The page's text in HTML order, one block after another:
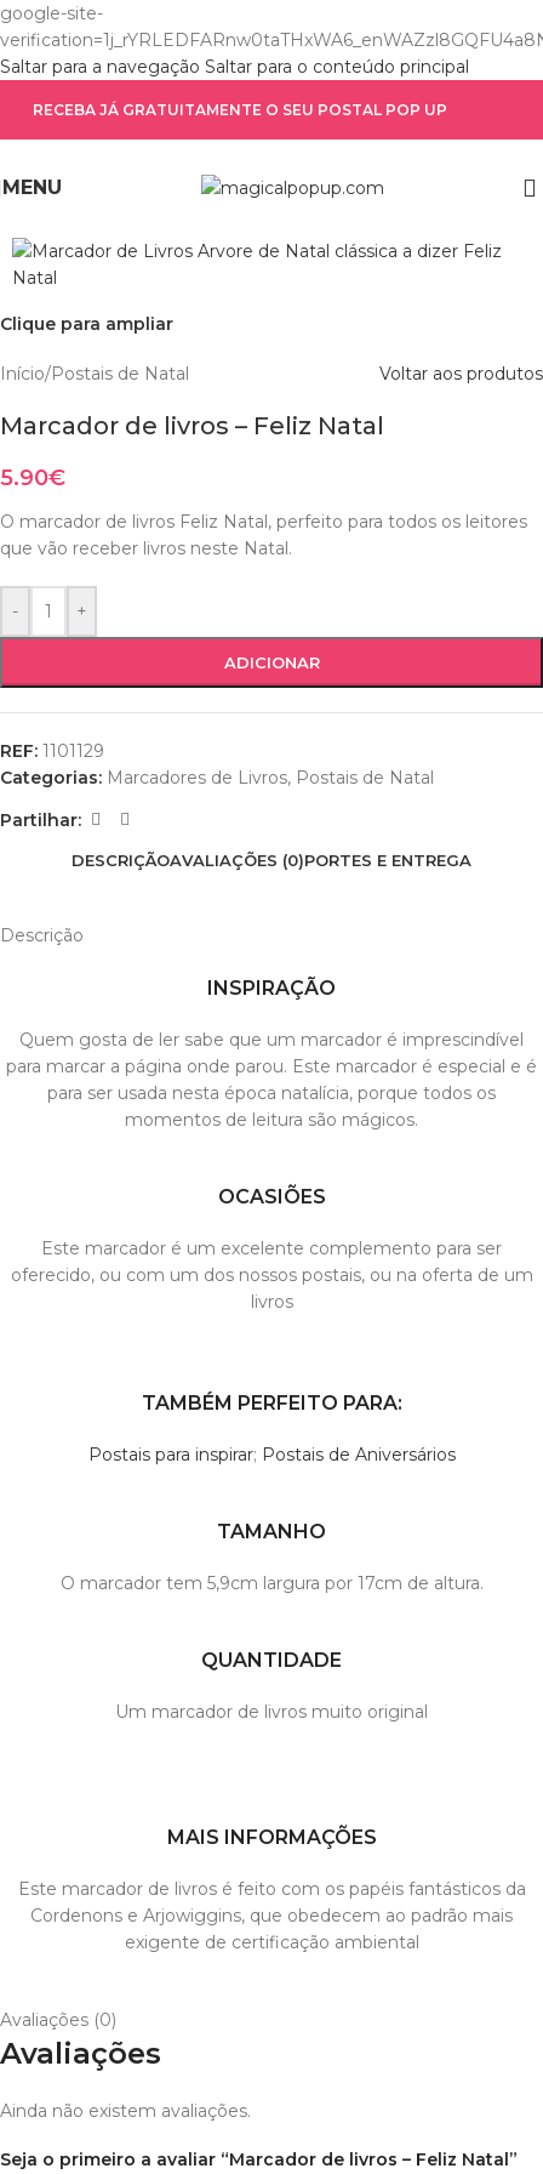
google-site-
Saltar para a navegação Saltar para o conteúdo principal
RECEBA JÁ GRATUITAMENTE O SEU POSTAL POP UP
MENU
Clique para ampliar
Início/Postais de Natal Voltar aos produtos
Marcador de livros – Feliz Natal
5.90€
O marcador de livros Feliz Natal, perfeito para todos os leitores
que vão receber livros neste Natal.
- +
ADICIONAR
REF: 1101129
Categorias: Marcadores de Livros, Postais de Natal
Partilhar:
DESCRIÇÃOAVALIAÇÕES (0)PORTES E ENTREGA
Descrição
INSPIRAÇÃO
Quem gosta de ler sabe que um marcador é imprescindível
para marcar a página onde parou. Este marcador é especial e é
para ser usada nesta época natalícia, porque todos os
momentos de leitura são mágicos.
OCASIÕES
Este marcador é um excelente complemento para ser
oferecido, ou com um dos nossos postais, ou na oferta de um
livros
TAMBÉM PERFEITO PARA:
Postais para inspirar; Postais de Aniversários
TAMANHO
O marcador tem 5,9cm largura por 17cm de altura.
QUANTIDADE
Um marcador de livros muito original
MAIS INFORMAÇÕES
Este marcador de livros é feito com os papéis fantásticos da
Cordenons e Arjowiggins, que obedecem ao padrão mais
exigente de certificação ambiental
Avaliações (0)
Avaliações
Ainda não existem avaliações.
Seja o primeiro a avaliar “Marcador de livros – Feliz Natal”